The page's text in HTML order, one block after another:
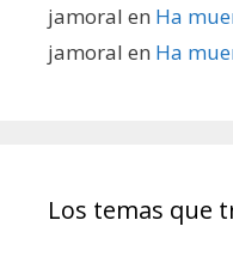
jamoral en Ha
jamoral en Ha
Los temas que